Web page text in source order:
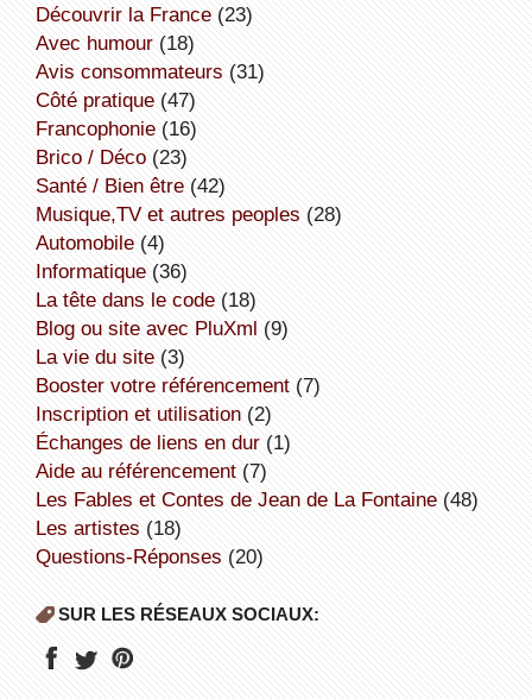
découvrir la France(23)
avec humour(18)
avis consommateurs (31)
côté pratique(47)
Francophonie(16)
Brico / Déco(23)
Santé / Bien être(42)
Musique,TV et autres peoples (28)
Automobile(4)
informatique(36)
la tête dans le code(18)
Blog ou site avec PluXml (9)
la vie du site(3)
booster votre référencement(7)
inscription et utilisation(2)
échanges de liens en dur(1)
aide au référencement(7)
Les Fables et Contes de Jean de La Fontaine(48)
Les artistes (18)
Questions-Réponses (20)
SUR LES RÉSEAUX SOCIAUX: